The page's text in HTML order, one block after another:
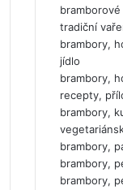
tradiční
brambory,
jídlo
brambory,
recepty,
brambory,
brambory,
brambory,
brambory,